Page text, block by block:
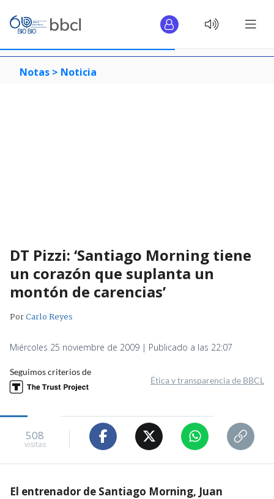
Notas > Noticia
DT Pizzi: ‘Santiago Morning tiene
un corazón que suplanta un
montón de carencias’
PorCarlo Reyes
Miércoles 25 noviembre de 2009 | Publicado a las 22:07
Seguimos criterios de
Ética y transparencia de BBCL
508
visitas
El entrenador de Santiago Morning, Juan